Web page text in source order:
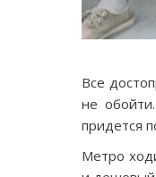
Все
не
придется
Метро